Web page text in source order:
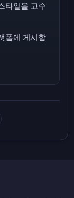
타일을 고수
폼에 게시합